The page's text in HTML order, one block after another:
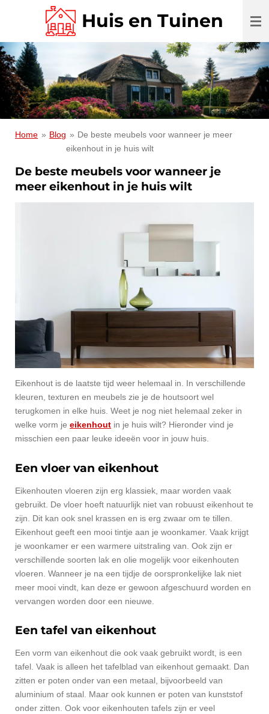
de
hoofdinhoud
Huis en Tuinen
Home » Blog » De beste meubels voor wanneer je meer
eikenhout in je huis wilt
De beste meubels voor wanneer je
meer eikenhout in je huis wilt
Eikenhout is de laatste tijd weer helemaal in. In verschillende
kleuren, texturen en meubels zie je de houtsoort wel
terugkomen in elke huis. Weet je nog niet helemaal zeker in
welke vorm je eikenhout in je huis wilt? Hieronder vind je
misschien een paar leuke ideeën voor in jouw huis.
Een vloer van eikenhout
Eikenhouten vloeren zijn erg klassiek, maar worden vaak
gebruikt. De vloer hoeft natuurlijk niet van robuust eikenhout te
zijn. Dit kan ook snel krassen en is erg zwaar om te tillen.
Eikenhout geeft een mooi tintje aan je woonkamer. Vaak krijgt
je woonkamer er een warmere uitstraling van. Ook zijn er
verschillende soorten lak en olie mogelijk voor eikenhouten
vloeren. Wanneer je na een tijdje de oorspronkelijke lak niet
meer mooi vindt, kan deze er gewoon afgeschuurd worden en
vervangen worden door een nieuwe.
Een tafel van eikenhout
Een vorm van eikenhout die ook vaak gebruikt wordt, is een
tafel. Vaak is alleen het tafelblad van eikenhout gemaakt. Dan
zitten er poten onder van een metaal, bijvoorbeeld van
aluminium of staal. Maar ook kunnen er poten van kunststof
onder zitten. Ook voor eikenhouten tafels zijn er veel